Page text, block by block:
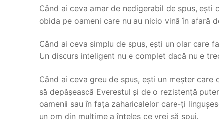
Când ai ceva amar de nedigerabil de spus,
obida pe oameni care nu au nicio vină în afară
Când ai ceva simplu de spus, ești un olar care
Un discurs inteligent nu e complet dacă nu e
Când ai ceva greu de spus, ești un meșter
să depășească Everestul și de o rezistență
oamenii sau în fața zaharicalelor care-ți
un om din mulțime a înțeles ce vrei să spui.